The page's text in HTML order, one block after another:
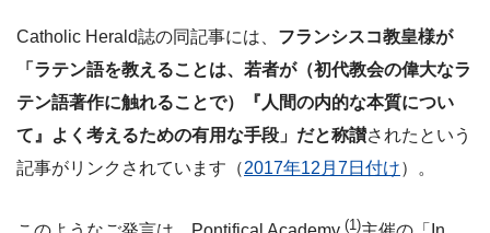
Catholic Herald誌の同記事には、 フランシスコ教皇様が
「ラテン語を教えることは、若者が（初代教会の偉大なラ
テン語著作に触れることで）『人間の内的な本質につい
て』よく考えるための有用な手段」だと称讃されたという
記事がリンクされています（2017年12月7日付け）。
(1)